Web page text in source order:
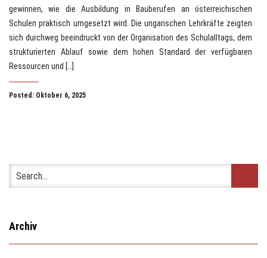
gewinnen, wie die Ausbildung in Bauberufen an österreichischen
Schulen praktisch umgesetzt wird. Die ungarischen Lehrkräfte zeigten
sich durchweg beeindruckt von der Organisation des Schulalltags, dem
strukturierten Ablauf sowie dem hohen Standard der verfügbaren
Ressourcen und […]
Posted: Oktober 6, 2025
Archiv